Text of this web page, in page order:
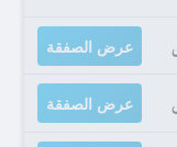
عرض الصفقة
عرض الصفقة